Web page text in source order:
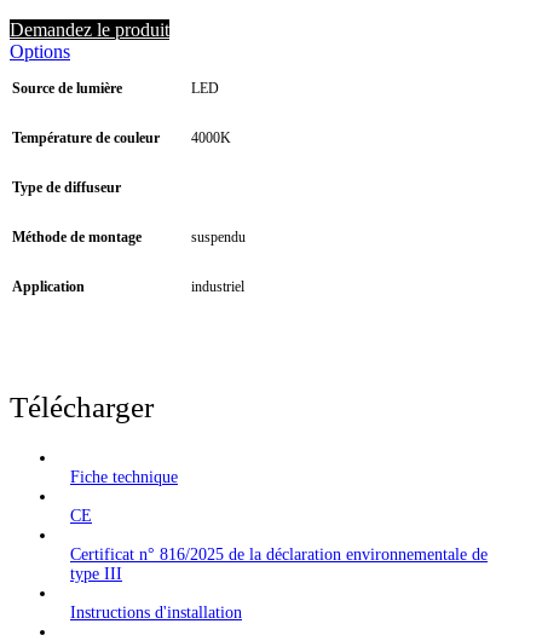
Demandez le produit
Options
Source de lumière LED
Température de couleur 4000K
Type de diffuseur
Méthode de montage suspendu
Application industriel
Télécharger
Fiche technique
CE
Certificat n° 816/2025 de la déclaration environnementale de
type III
Instructions d'installation